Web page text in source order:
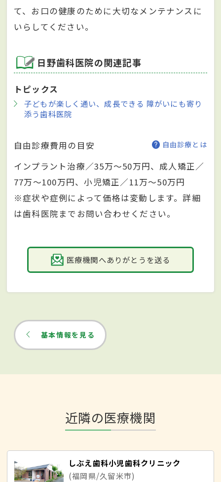
て、お口の健康のために大切なメンテナンスに
いらしてください。
日野歯科医院の関連記事
トピックス
子どもが楽しく通い、成長できる 障がいにも寄り
添う歯科医院
自由診療費用の目安 自由診療とは
インプラント治療／35万～50万円、成人矯正／
77万～100万円、小児矯正／11万～50万円
※症状や症例によって価格は変動します。詳細
は歯科医院までお問い合わせください。
医療機関へありがとうを送る
基本情報を見る
近隣の医療機関
しぶえ歯科小児歯科クリニック
(福岡県/久留米市)